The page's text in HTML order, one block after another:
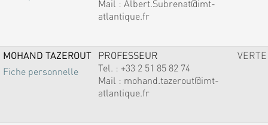
Mail : Albert.Subrenat@imt-
atlantique.fr
MOHAND TAZEROUT
Fiche personnelle
PROFESSEUR
Tel. : +33 2 51 85 82 74
Mail : mohand.tazerout@imt-
atlantique.fr
VERTE